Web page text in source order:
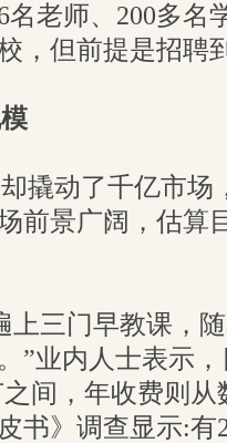
老师、200多名
，但前提是招聘
撬动了千亿市场
前景广阔，估算
上三门早教课，
”业内人士表示
间，年收费则
书》调查显示: